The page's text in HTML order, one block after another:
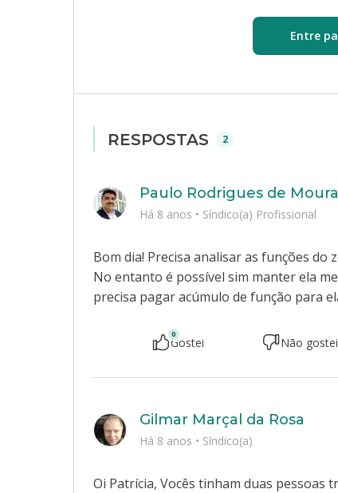
Entre
RESPOSTAS 2
Bom dia! Precisa analisar as funções do
No entanto é possível sim manter ela
precisa pagar acúmulo de função para
Paulo Rodrigues de Moura
Há 8 anos • Síndico(a) Profissional
0
Gostei Não gostei
Oi Patrícia, Vocês tinham duas
Gilmar Marçal da Rosa
Há 8 anos • Síndico(a)